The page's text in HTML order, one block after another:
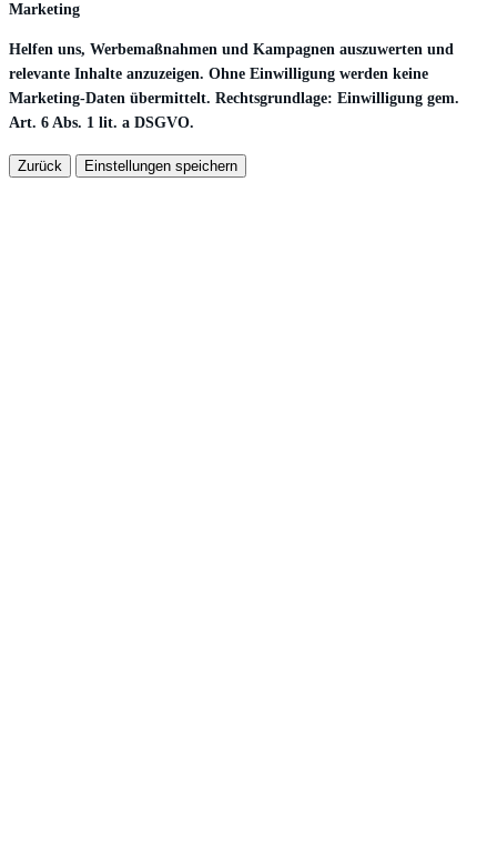
Marketing
Helfen uns, Werbemaßnahmen und Kampagnen auszuwerten und
relevante Inhalte anzuzeigen. Ohne Einwilligung werden keine
Marketing-Daten übermittelt. Rechtsgrundlage: Einwilligung gem.
Art. 6 Abs. 1 lit. a DSGVO.
Zurück Einstellungen speichern